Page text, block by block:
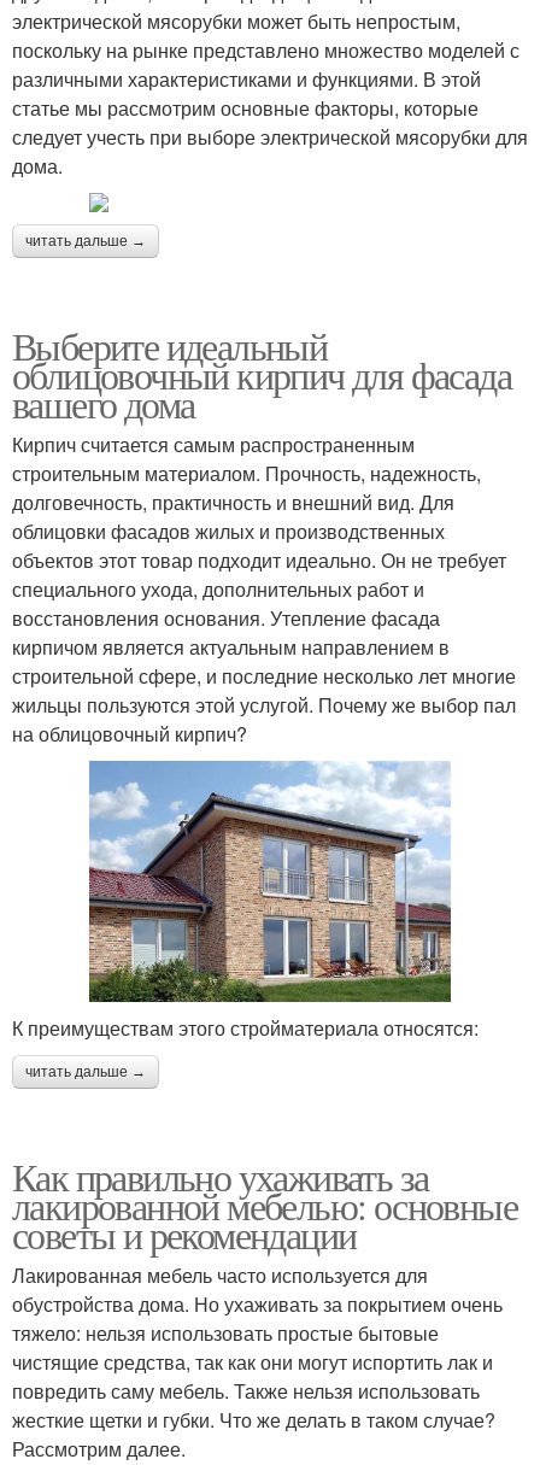
электрической мясорубки может быть непростым,
поскольку на рынке представлено множество моделей с
различными характеристиками и функциями. В этой
статье мы рассмотрим основные факторы, которые
следует учесть при выборе электрической мясорубки для
дома.
читать дальше →
Выберите идеальный
облицовочный кирпич для фасада
вашего дома
Кирпич считается самым распространенным
строительным материалом. Прочность, надежность,
долговечность, практичность и внешний вид. Для
облицовки фасадов жилых и производственных
объектов этот товар подходит идеально. Он не требует
специального ухода, дополнительных работ и
восстановления основания. Утепление фасада
кирпичом является актуальным направлением в
строительной сфере, и последние несколько лет многие
жильцы пользуются этой услугой. Почему же выбор пал
на облицовочный кирпич?
К преимуществам этого стройматериала относятся:
читать дальше →
Как правильно ухаживать за
лакированной мебелью: основные
советы и рекомендации
Лакированная мебель часто используется для
обустройства дома. Но ухаживать за покрытием очень
тяжело: нельзя использовать простые бытовые
чистящие средства, так как они могут испортить лак и
повредить саму мебель. Также нельзя использовать
жесткие щетки и губки. Что же делать в таком случае?
Рассмотрим далее.